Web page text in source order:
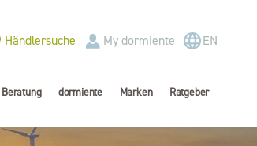
Händlersuche My dormiente EN
Beratung dormiente Marken Ratgeber